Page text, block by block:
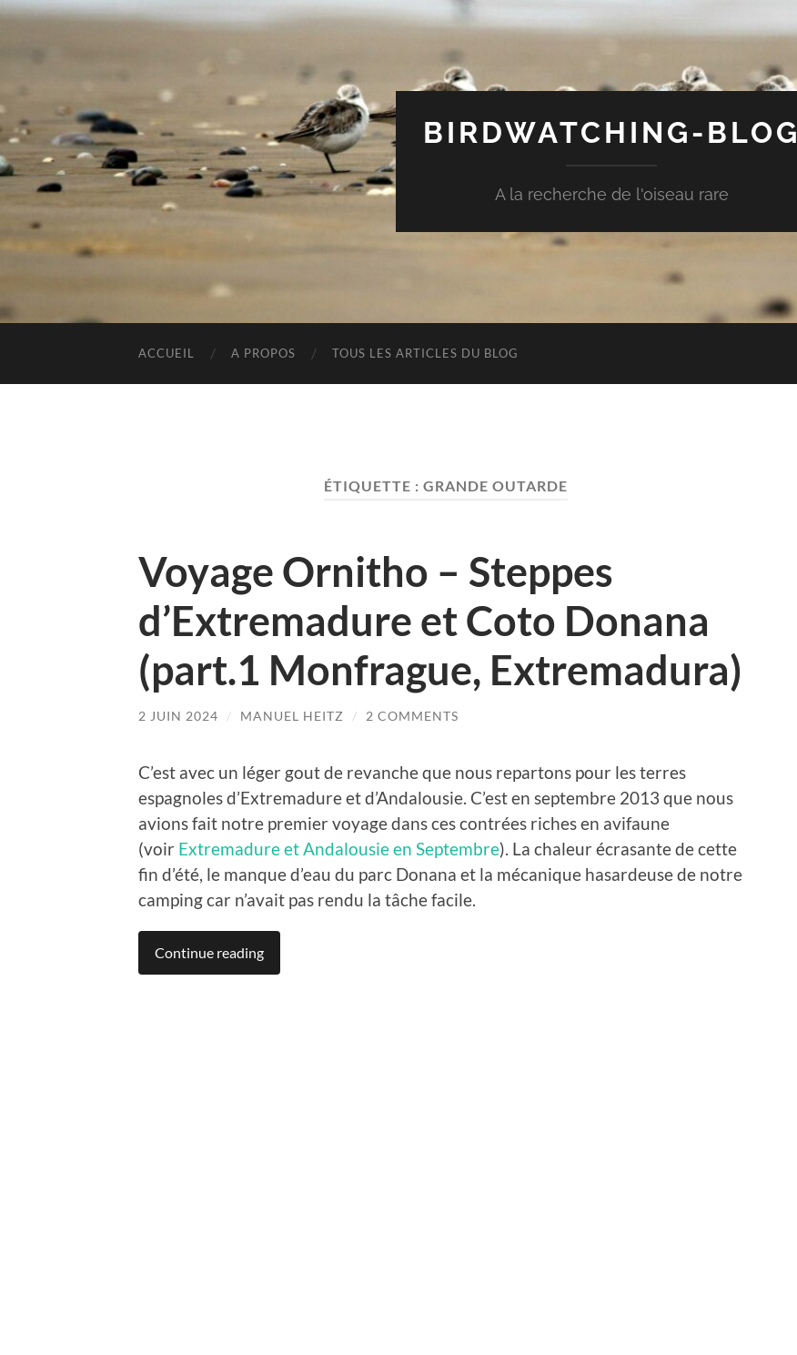
BIRDWATCHING-BLOG
A la recherche de l'oiseau rare
ACCUEIL A PROPOS TOUS LES ARTICLES DU BLOG
ÉTIQUETTE : GRANDE OUTARDE
Voyage Ornitho – Steppes
d’Extremadure et Coto Donana
(part.1 Monfrague, Extremadura)
2 JUIN 2024 / MANUEL HEITZ / 2 COMMENTS
C’est avec un léger gout de revanche que nous repartons pour les terres
espagnoles d’Extremadure et d’Andalousie. C’est en septembre 2013 que nous
avions fait notre premier voyage dans ces contrées riches en avifaune
(voir Extremadure et Andalousie en Septembre). La chaleur écrasante de cette
fin d’été, le manque d’eau du parc Donana et la mécanique hasardeuse de notre
camping car n’avait pas rendu la tâche facile.
Continue reading